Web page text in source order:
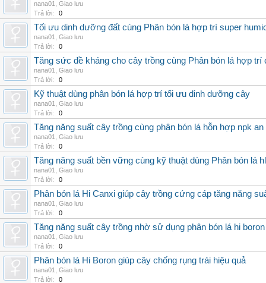
nana01
Giao lưu
Trả lời:
0
Tối ưu dinh dưỡng đất cùng Phân bón lá hợp trí super
nana01
Giao lưu
Trả lời:
0
Tăng sức đề kháng cho cây trồng cùng Phân bón lá hợp trí
nana01
Giao lưu
Trả lời:
0
Kỹ thuật dùng phân bón lá hợp trí tối ưu dinh dưỡng cây
nana01
Giao lưu
Trả lời:
0
Tăng năng suất cây trồng cùng phân bón lá hỗn hợp npk an
nana01
Giao lưu
Trả lời:
0
Tăng năng suất bền vững cùng kỹ thuật dùng Phân bón lá
nana01
Giao lưu
Trả lời:
0
Phân bón lá Hi Canxi giúp cây trồng cứng cáp tăng năng
nana01
Giao lưu
Trả lời:
0
Tăng năng suất cây trồng nhờ sử dụng phân bón lá hi
nana01
Giao lưu
Trả lời:
0
Phân bón lá Hi Boron giúp cây chống rụng trái hiệu quả
nana01
Giao lưu
Trả lời:
0